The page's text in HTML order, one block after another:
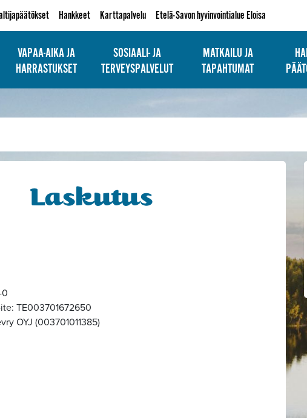
Hankkeet Karttapalvelu Etelä-Savon hyvinvointialue Eloisa
VAPAA-AIKA JA
HARRASTUKSET
SOSIAALI- JA
TERVEYSPALVELUT
MATKAILU JA
TAPAHTUMAT
Laskutus
TE003701672650
OYJ (003701011385)